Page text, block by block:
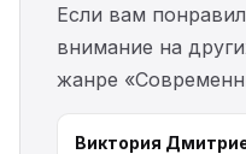
Если вам
внимание на
жанре
Виктория